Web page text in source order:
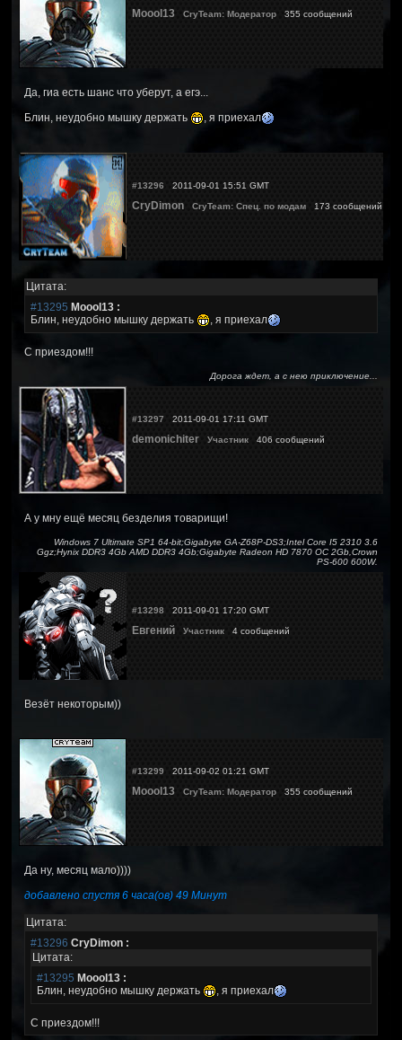
Moool13 CryTeam: Модератор 355 сообщений
Да, гиа есть шанс что уберут, а егэ...
Блин, неудобно мышку держать
, я приехал
#13296 2011-09-01 15:51 GMT
CryDimon CryTeam: Спец. по модам 173 сообщений
Цитата:
#13295 Moool13 :
Блин, неудобно мышку держать
, я приехал
С приездом!!!
Дорога ждет, а с нею приключение...
#13297 2011-09-01 17:11 GMT
demonichiter Участник 406 сообщений
А у мну ещё месяц безделия товарищи!
Windows 7 Ultimate SP1 64-bit;Gigabyte GA-Z68P-DS3;Intel Core I5 2310 3.6
Ggz;Hynix DDR3 4Gb AMD DDR3 4Gb;Gigabyte Radeon HD 7870 OC 2Gb,Crown
PS-600 600W.
#13298 2011-09-01 17:20 GMT
Евгений Участник 4 сообщений
Везёт некоторым))
#13299 2011-09-02 01:21 GMT
Moool13 CryTeam: Модератор 355 сообщений
Да ну, месяц мало))))
добавлено спустя 6 часа(ов) 49 Минут
Цитата:
#13296 CryDimon :
Цитата:
#13295 Moool13 :
Блин, неудобно мышку держать
, я приехал
С приездом!!!